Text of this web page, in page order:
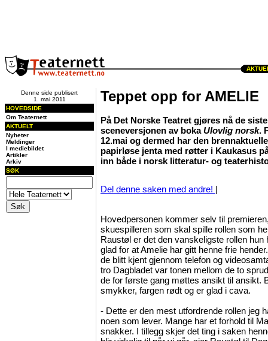
Denne side publisert
1. mai 2011
HOVEDSIDE
Om Teaternett
AKTUELT
Nyheter
Meldinger
I mediebildet
Artikler
Arkiv
SØK
Teppet opp for AMELIE
På Det Norske Teatret gjøres nå de
sceneversjonen av bokaUlovlig norsk.
12.mai og dermed har den
papirløse jenta med røtter i Kaukasus
inn både i norsk litteratur- og
Del denne saken med andre! |
Hovedpersonen kommer selv til
skuespilleren som skal spille rollen som
Raustøl er det den vanskeligste rollen hun
glad for at Amelie har gitt henne frie
de blitt kjent gjennom telefon og
tro Dagbladet var tonen mellom de to
de for første gang møttes ansikt til ansikt.
smykker, fargen rødt og er glad i cava.
- Dette er den mest utfordrende rollen jeg
noen som lever. Mange har et forhold til
snakker. I tillegg skjer det ting i saken